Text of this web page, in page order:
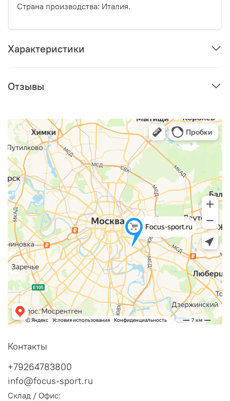
Страна производства: Италия.
Характеристики
Отзывы
Контакты
+79264783800
info@focus-sport.ru
Склад / Офис: